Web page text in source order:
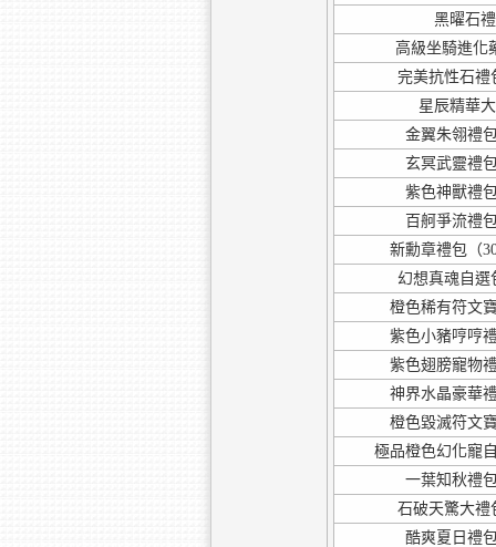
黑曜石
高級坐騎進化
完美抗性石禮
星辰精華
金翼朱翎禮
玄冥武靈禮
紫色神獸禮
百舸爭流禮
新勳章禮包（
幻想真魂自選
橙色稀有符文
紫色小豬哼哼
紫色翅膀寵物
神界水晶豪華
橙色毀滅符文
極品橙色幻化寵
一葉知秋禮
石破天驚大禮
酷爽夏日禮